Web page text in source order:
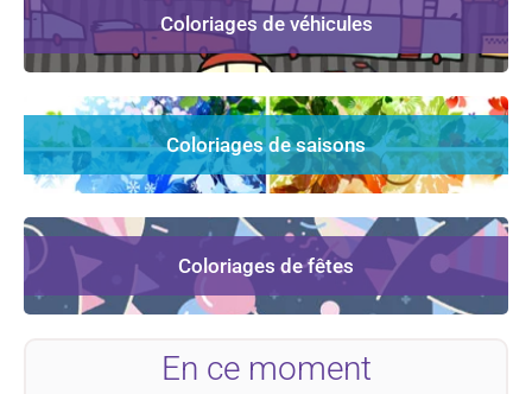
Coloriages de véhicules
Coloriages de saisons
Coloriages de fêtes
En ce moment